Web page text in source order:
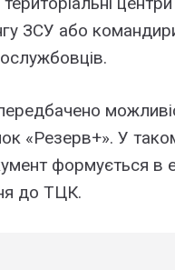
ЗСУ або
«Резерв+». У
формується в
до ТЦК.